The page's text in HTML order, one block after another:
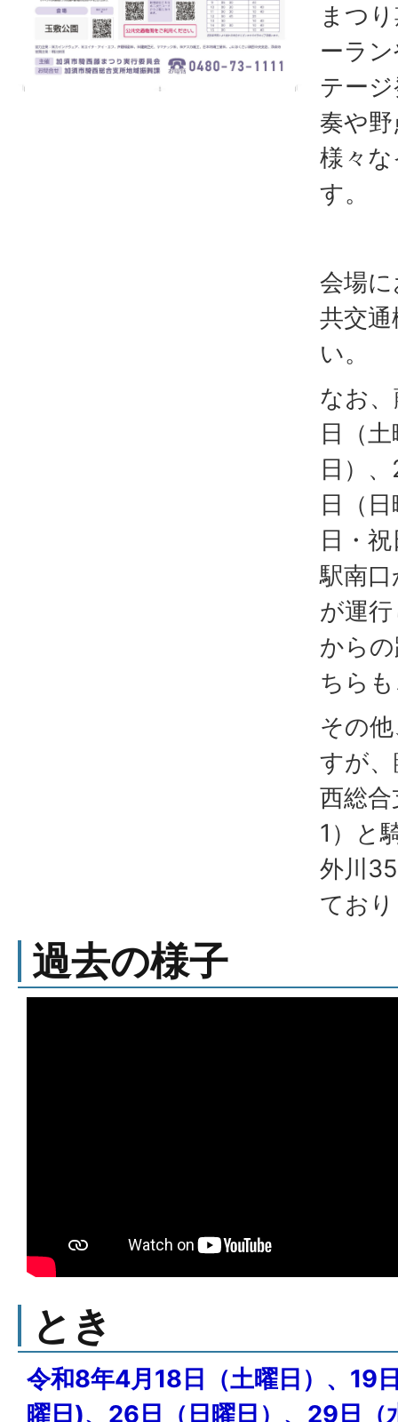
まつ
ーラ
テー
奏や
様々
す。
会場
共交
い。
なお
日（
日）
日（
日・
駅南
が運
から
ちら
その
すが
西総
1）と
外川
てお
過去の様子
とき
令和8年4月18日（土曜日）、19
曜日)、26日（日曜日）、29日（